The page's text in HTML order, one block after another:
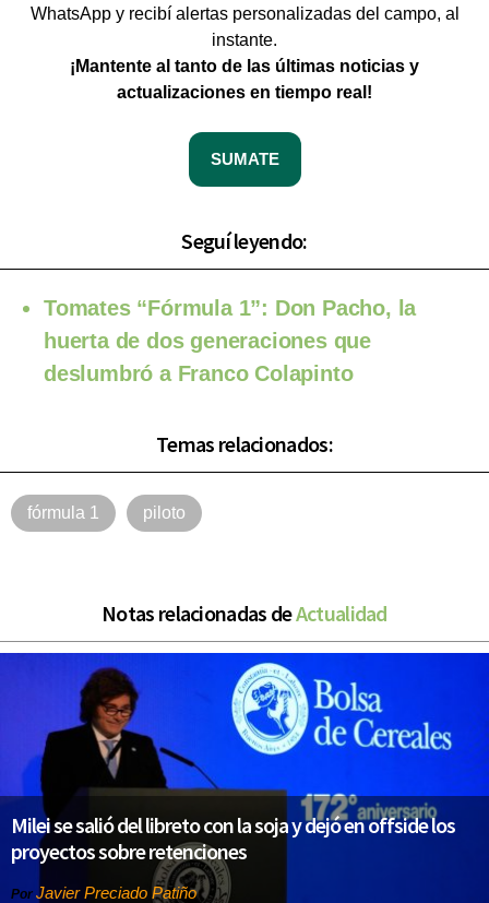
WhatsApp y recibí alertas personalizadas del campo, al
instante.
¡Mantente al tanto de las últimas noticias y
actualizaciones en tiempo real!
SUMATE
Seguí leyendo:
Tomates “Fórmula 1”: Don Pacho, la
huerta de dos generaciones que
deslumbró a Franco Colapinto
Temas relacionados:
fórmula 1 piloto
Notas relacionadas deActualidad
Milei se salió del libreto con la soja y dejó en offside los
proyectos sobre retenciones
Por Javier Preciado Patiño